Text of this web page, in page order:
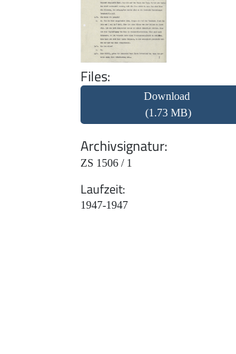
Files
Download
(1.73 MB)
Archivsignatur
ZS 1506 / 1
Laufzeit
1947-1947